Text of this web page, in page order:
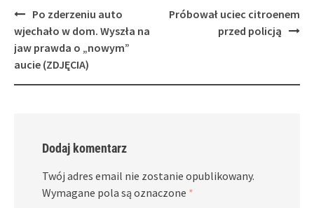
Post
navigation
Po zderzeniu auto
wjechało w dom. Wyszła na
jaw prawda o „nowym”
aucie (ZDJĘCIA)
Próbował uciec citroenem
przed policją
Dodaj komentarz
Twój adres email nie zostanie opublikowany.
Wymagane pola są oznaczone *